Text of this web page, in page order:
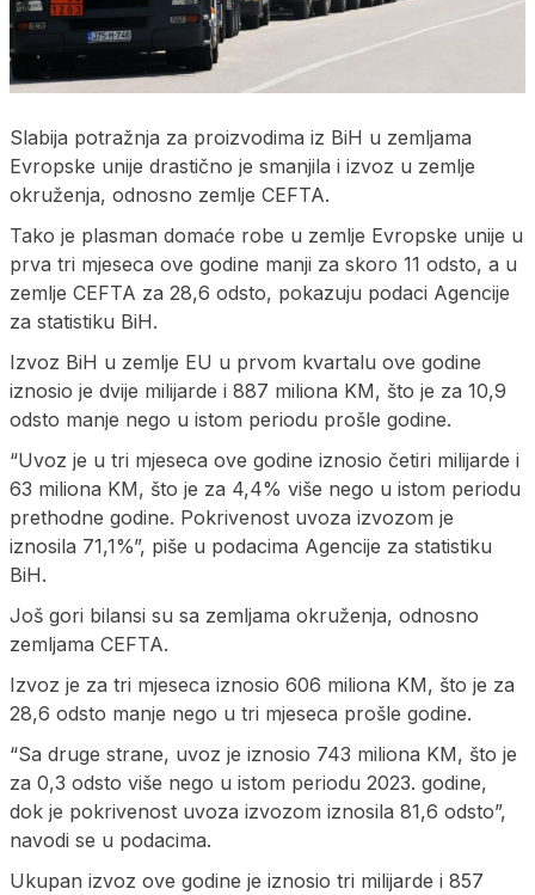
Slabija potražnja za proizvodima iz BiH u zemljama
Evropske unije drastično je smanjila i izvoz u zemlje
okruženja, odnosno zemlje CEFTA.
Tako je plasman domaće robe u zemlje Evropske unije u
prva tri mjeseca ove godine manji za skoro 11 odsto, a u
zemlje CEFTA za 28,6 odsto, pokazuju podaci Agencije
za statistiku BiH.
Izvoz BiH u zemlje EU u prvom kvartalu ove godine
iznosio je dvije milijarde i 887 miliona KM, što je za 10,9
odsto manje nego u istom periodu prošle godine.
“Uvoz je u tri mjeseca ove godine iznosio četiri milijarde i
63 miliona KM, što je za 4,4% više nego u istom periodu
prethodne godine. Pokrivenost uvoza izvozom je
iznosila 71,1%”, piše u podacima Agencije za statistiku
BiH.
Još gori bilansi su sa zemljama okruženja, odnosno
zemljama CEFTA.
Izvoz je za tri mjeseca iznosio 606 miliona KM, što je za
28,6 odsto manje nego u tri mjeseca prošle godine.
“Sa druge strane, uvoz je iznosio 743 miliona KM, što je
za 0,3 odsto više nego u istom periodu 2023. godine,
dok je pokrivenost uvoza izvozom iznosila 81,6 odsto”,
navodi se u podacima.
Ukupan izvoz ove godine je iznosio tri milijarde i 857